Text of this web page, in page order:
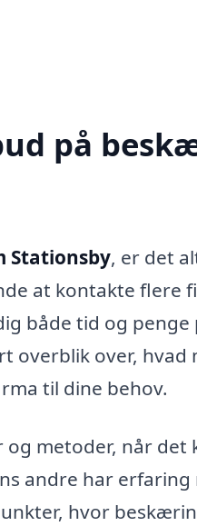
på
Stationsby, er det
at kontakte flere
både tid og penge
overblik over, hvad
til dine behov.
metoder, når
andre har
hvor